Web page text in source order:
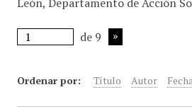
de 9
Ordenar por: Título Autor